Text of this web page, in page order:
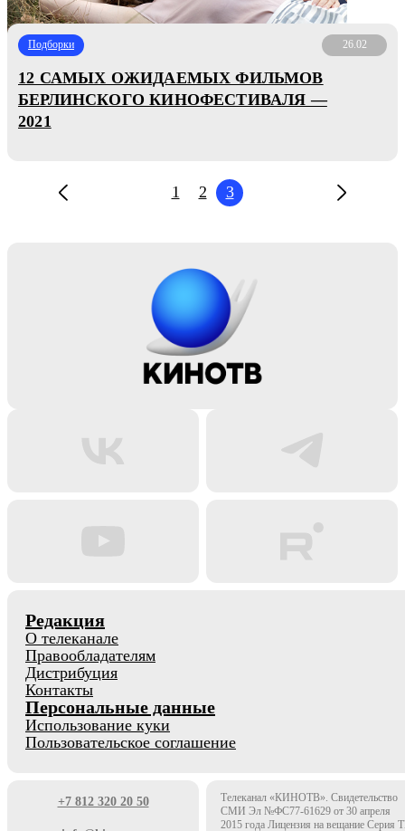
Подборки 26.02
12 САМЫХ ОЖИДАЕМЫХ ФИЛЬМОВ
БЕРЛИНСКОГО КИНОФЕСТИВАЛЯ —
2021
1 2 3
Редакция
О телеканале
Правообладателям
Дистрибуция
Контакты
Персональные данные
Использование куки
Пользовательское соглашение
+7 812 320 20 50
Телеканал «КИНОТВ». Свидетельство
СМИ Эл №ФС77-61629 от 30 апреля
2015 года Лицензия на вещание Серия